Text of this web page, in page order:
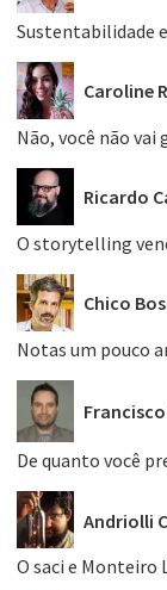
Sustentabilidade
Caroline
Não, você não vai
Ricardo
O storytelling
Chico
Notas um pouco
De quanto você
Andriolli
O saci e Monteiro